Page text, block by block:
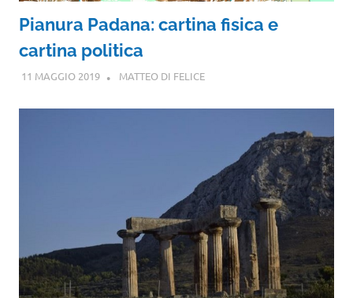
Pianura Padana: cartina fisica e
cartina politica
11 MAGGIO 2019 MATTEO DI FELICE